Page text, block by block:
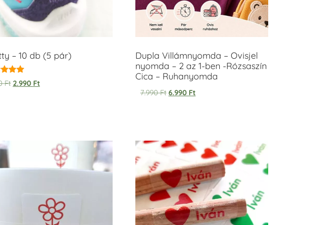
– 10 db (5 pár)
Ft 2.990 Ft
Dupla Villámnyomda – Ovisjel
nyomda – 2 az 1-ben -Rózsaszín
Cica – Ruhanyomda
7.990Ft 6.990 Ft